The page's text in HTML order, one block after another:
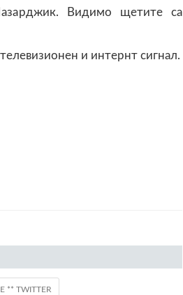
Видимо щетите са
и интернт сигнал.